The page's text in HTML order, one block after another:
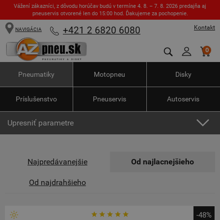
Vážení zákazníci, z dôvodu horúčav budú v termíne 4. 8. – 7. 8. 2026 predajňa aj
pneuservis otvorené len do 15:00 hod. Ďakujeme za pochopenie.
Kontakt
NAVIGÁCIA +421 2 6820 6080
0
Pneumatiky Motopneu Disky
Príslušenstvo Pneuservis Autoservis
Upresniť parametre
Najpredávanejšie Od najlacnejšieho
Od najdrahšieho
-48%